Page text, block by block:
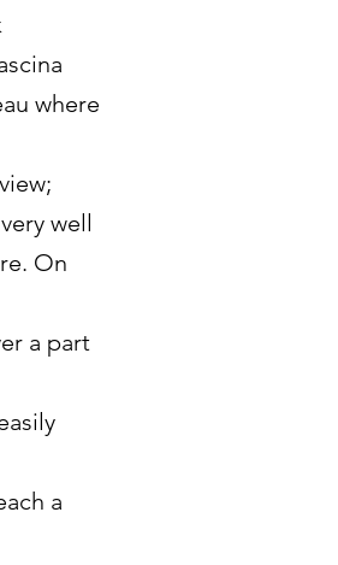
where
well
On
a part
a